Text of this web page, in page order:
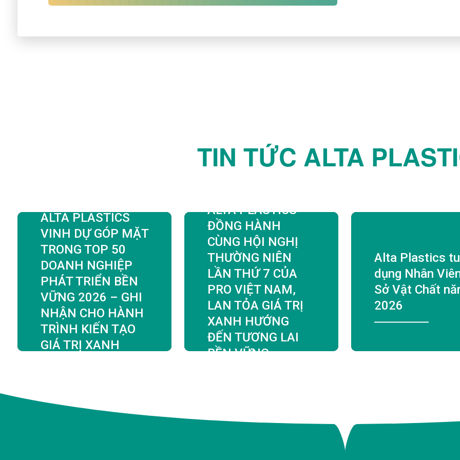
TIN TỨC ALTA
ALTA PLASTICS
VINH DỰ GÓP MẶT
TRONG TOP 50
DOANH NGHIỆP
PHÁT TRIỂN BỀN
VỮNG 2026 – GHI
NHẬN CHO HÀNH
TRÌNH KIẾN TẠO
GIÁ TRỊ XANH
ALTA PLASTICS
ĐỒNG HÀNH
CÙNG HỘI NGHỊ
THƯỜNG NIÊN
LẦN THỨ 7 CỦA
PRO VIỆT NAM,
LAN TỎA GIÁ TRỊ
XANH HƯỚNG
ĐẾN TƯƠNG LAI
BỀN VỮNG
Alta Plastics
dụng Nhân
Sở Vật Chất
2026